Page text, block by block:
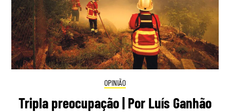
OPINIÃO
Tripla preocupação | Por Luís Ganhão